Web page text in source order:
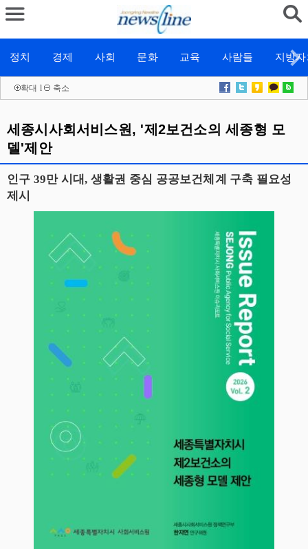
정치 경제 사회 문화 교육 사람들 지방
확대 l 축소
세종시사회서비스원, '제2보건소의 세종형 모
델'제안
인구 39만 시대, 생활권 중심 공공보건체계 구축 필요성
제시